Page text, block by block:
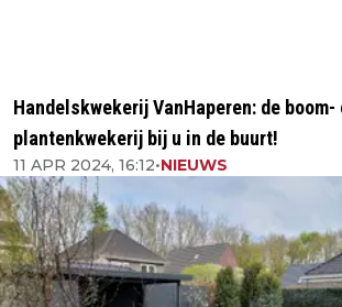
Handelskwekerij VanHaperen: de boom-
plantenkwekerij bij u in de buurt!
11 APR 2024, 16:12•NIEUWS